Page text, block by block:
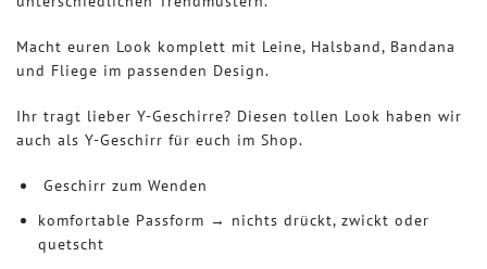
Macht euren Look komplett mit Leine, Halsband, Bandana
und Fliege im passenden Design.
Ihr tragt lieber Y-Geschirre? Diesen tollen Look haben wir
auch als Y-Geschirr für euch im Shop.
Geschirr zum Wenden
komfortable Passform → nichts drückt, zwickt oder
quetscht